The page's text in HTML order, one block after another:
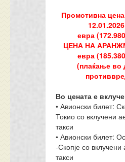
Промотивна
евра (172.980
ЦЕНА НА
евра (185.38
(плаќање во
Во цената е
• Авионски билет:
Токио со вклучени
такси
• Авионски билет:
-Скопје со
такси